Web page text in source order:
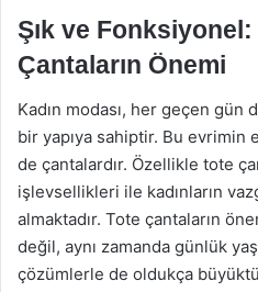
Şık ve Fonksiyonel:
Çantaların Önemi
Kadın modası, her geçen
bir yapıya sahiptir. Bu evrimin
de çantalardır. Özellikle tote
işlevsellikleri ile kadınların
almaktadır. Tote çantaların
değil, aynı zamanda günlük
çözümlerle de oldukça